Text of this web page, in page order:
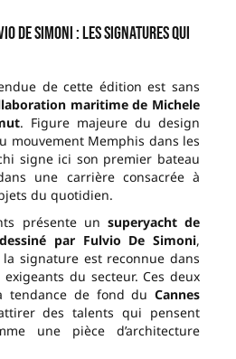
De Simoni : les signatures qui
de cette édition est sans
maritime de Michele
. Figure majeure du design
mouvement Memphis dans les
signe ici son premier bateau
une carrière consacrée à
du quotidien.
présente un superyacht de
par Fulvio De Simoni,
signature est reconnue dans
du secteur. Ces deux
tendance de fond du Cannes
des talents qui pensent
une pièce d’architecture